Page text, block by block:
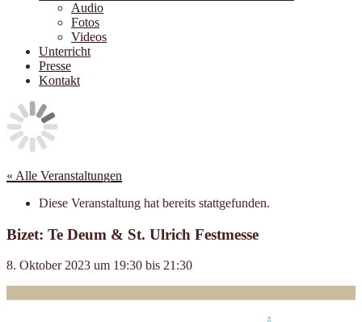
Audio
Fotos
Videos
Unterricht
Presse
Kontakt
« Alle Veranstaltungen
Diese Veranstaltung hat bereits stattgefunden.
Bizet: Te Deum & St. Ulrich Festmesse
8. Oktober 2023 um 19:30 bis 21:30